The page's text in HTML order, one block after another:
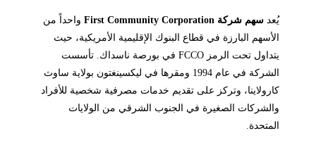
يُعد سهم شركة First Community Corporation
واحداً من
الأسهم البارزة في قطاع البنوك الإقليمية الأمريكية، حيث
يتداول تحت الرمز FCCO في بورصة ناسداك. تأسست
الشركة في عام 1994 ومقرها في ليكسينغتون بولاية ساوث
كارولاينا، وتركز على تقديم خدمات مصرفية شخصية للأفراد
والشركات الصغيرة في الجنوب الشرقي من الولايات
المتحدة.